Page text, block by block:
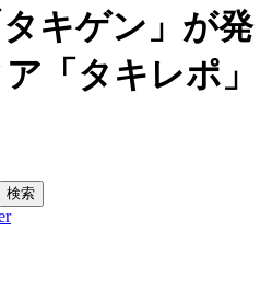
キゲン」が発
「タキレポ」